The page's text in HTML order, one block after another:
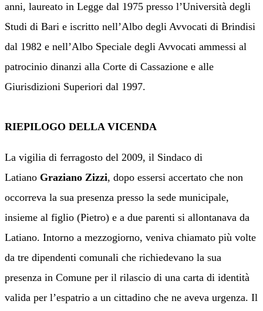
anni, laureato in Legge dal 1975 presso l’Università degli
Studi di Bari e iscritto nell’Albo degli Avvocati di Brindisi
dal 1982 e nell’Albo Speciale degli Avvocati ammessi al
patrocinio dinanzi alla Corte di Cassazione e alle
Giurisdizioni Superiori dal 1997.
RIEPILOGO DELLA VICENDA
La vigilia di ferragosto del 2009, il Sindaco di
Latiano Graziano Zizzi, dopo essersi accertato che non
occorreva la sua presenza presso la sede municipale,
insieme al figlio (Pietro) e a due parenti si allontanava da
Latiano. Intorno a mezzogiorno, veniva chiamato più volte
da tre dipendenti comunali che richiedevano la sua
presenza in Comune per il rilascio di una carta di identità
valida per l’espatrio a un cittadino che ne aveva urgenza. Il